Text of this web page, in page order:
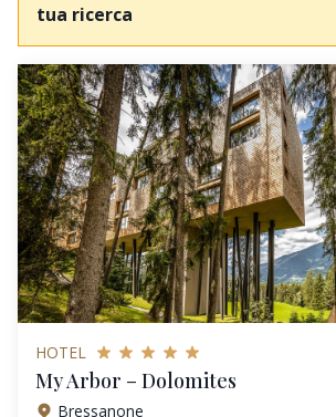
tua ricerca
HOTEL
My Arbor – Dolomites
Bressanone